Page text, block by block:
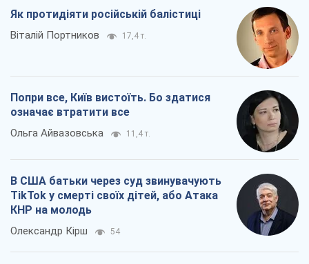
Як протидіяти російській балістиці
Віталій Портников 17,4 т.
Попри все, Київ вистоїть. Бо здатися
означає втратити все
Ольга Айвазовська 11,4 т.
В США батьки через суд звинувачують
TikTok у смерті своїх дітей, або Атака
КНР на молодь
Олександр Кірш 54